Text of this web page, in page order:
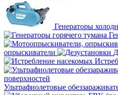
Генераторы
опрыскиватели
Ультрафиолетовые